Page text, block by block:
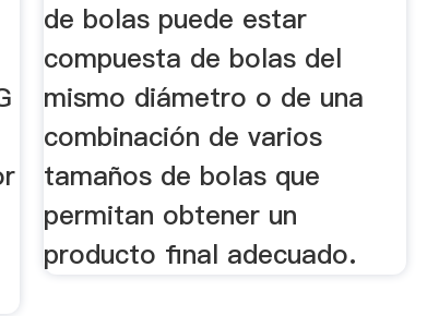
de bolas puede estar
compuesta de bolas del
mismo diámetro o de una
combinación de varios
tamaños de bolas que
permitan obtener un
producto final adecuado.